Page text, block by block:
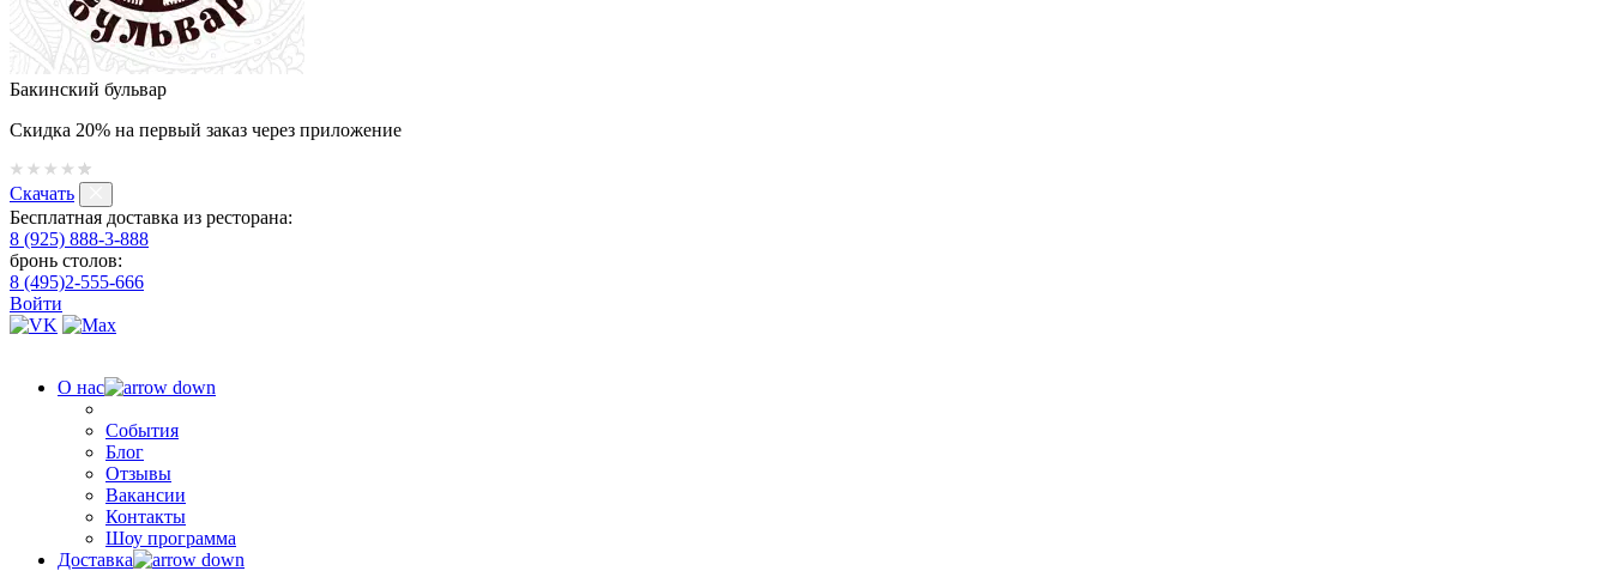
Бакинский бульвар
Скидка 20% на первый заказ через приложение
Скачать
Бесплатная доставка из ресторана:
8 (925) 888-3-888
бронь столов:
8 (495)2-555-666
Войти
О нас
События
Блог
Отзывы
Вакансии
Контакты
Шоу программа
Доставка